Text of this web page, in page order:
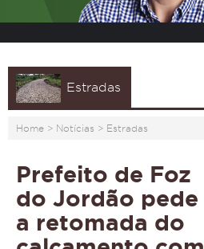
Estradas
Home > Notícias > Estradas
Prefeito de Foz
do Jordão pede
a retomada do